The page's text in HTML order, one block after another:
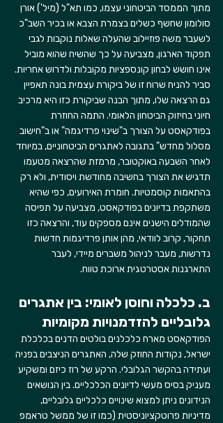
מתוך הממסד הביטחוני עצמו, כמו תא"ל (מיל') אורן
סולומון שחשף כשלים בצמרת הצבא או בכיר השב"כ
לשעבר משה פוזיילוב שהעלה שאלות נוקבות לגבי
תפקוד הארגון, מצביעה על כך שהשיח שהוא מוביל
אינו חושש לבחון קונספציות מקובלות ולדרוש אחריות.
סביר להניח שרוח זו של ביקורת עצמית בונה תאפיין
גם הרצאה שלו, מתוך הבנה שביקורת כזו היא מרכיב
חיוני בחיזוק הביטחון הלאומי. התמה החוזרת
בפודקאסט על הצורך ב"שינוי פרדיגמה" או ב"חישוב
מסלול מחדש" בתגובה לאתגרים הביטחוניים, במיוחד
לאחר השבעה באוקטובר, מרמזת שהרצאה מטעמו
תדגיש את הצורך בחשיבה מחודשת ויסודית, ולא רק
בהתאמות קוסמטיות. חומרת האירועים, כפי שהיא
משתקפת בדיונים בפודקאסט, מצביעה על תפיסה
שהמודלים הישנים אינם מספקים עוד, והרצאה כזו
תחקור, קרוב לוודאי, מהן אותן פרדיגמות חדשות
נדרשות, מעבר לניהול משברים מיידי, לעבר
התארגנות אסטרטגית ארוכת טווח.
ב. כלכלה וחוסן לאומי: בין אתגרים
גלובליים להזדמנויות מקומיות
הפודקאסט מארח כלכלנים בולטים הדנים בכלכלת
ישראל, נקודות החוזק שלה, האתגרים הניצבים בפניה
ועתידה בהקשר הגלובלי. הרקע של רוז כיזם ומשקיע
מעניק בסיס מעשי לדיונים הכלכליים. בין הנושאים
הנידונים ניתן למצוא שינויים כלכליים גלובליים,
מדיניות פרוטקציוניסטית (כמו זו של ממשל טראמפ